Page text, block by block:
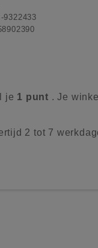
9322433
je 1 punt . Je
2 tot 7